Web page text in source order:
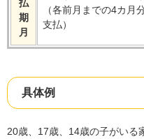
払
期
月
（各前月までの4カ月
支払）
具体例
20歳、17歳、14歳の子がいる